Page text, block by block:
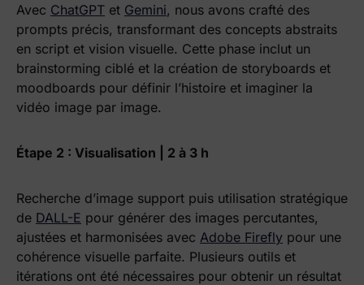
Avec ChatGPT et Gemini, nous avons crafté des
prompts précis, transformant des concepts abstraits
en script et vision visuelle. Cette phase inclut un
brainstorming ciblé et la création de storyboards et
moodboards pour définir l’histoire et imaginer la
vidéo image par image.
Étape 2 : Visualisation | 2 à 3 h
Recherche d’image support puis utilisation stratégique
de DALL-E pour générer des images percutantes,
ajustées et harmonisées avec Adobe Firefly pour une
cohérence visuelle parfaite. Plusieurs outils et
itérations ont été nécessaires pour obtenir un résultat